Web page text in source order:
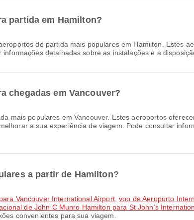
partida em Hamilton?
de partida mais populares em Hamilton. Estes
detalhadas sobre as instalações e a
chegadas em Vancouver?
mais populares em Vancouver. Estes aeroportos
a sua experiência de viagem. Pode consultar
a partir de Hamilton?
Vancouver International Airport,voo de Aeroporto
de John C Munro Hamilton para St John's
convenientes para sua viagem.